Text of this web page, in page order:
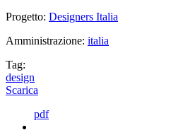
Progetto: Designers Italia
Amministrazione: italia
Tag:
design
Scarica
pdf